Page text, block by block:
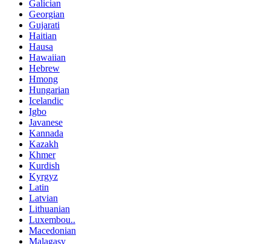
Galician
Georgian
Gujarati
Haitian
Hausa
Hawaiian
Hebrew
Hmong
Hungarian
Icelandic
Igbo
Javanese
Kannada
Kazakh
Khmer
Kurdish
Kyrgyz
Latin
Latvian
Lithuanian
Luxembou..
Macedonian
Malagasy